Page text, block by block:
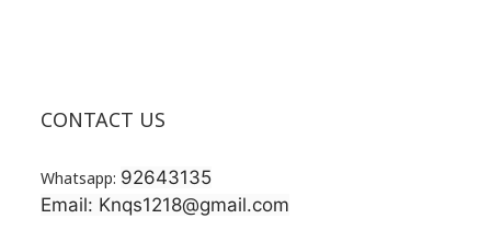
CONTACT US
Whatsapp: 92643135
Email: Knqs1218@gmail.com